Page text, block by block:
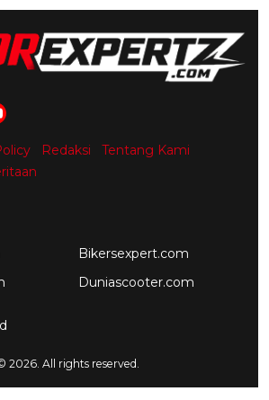
Redaksi
Tentang Kami
Bikersexpert.com
Duniascooter.com
2026. All rights reserved.